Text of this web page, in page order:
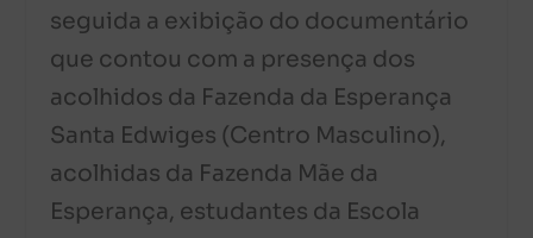
seguida a exibição do documentário
que contou com a presença dos
acolhidos da Fazenda da Esperança
Santa Edwiges (Centro Masculino),
acolhidas da Fazenda Mãe da
Esperança, estudantes da Escola